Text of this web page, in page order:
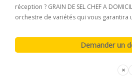
réception ? GRAIN DE SEL CHEF A
orchestre de variétés qui vous garantira